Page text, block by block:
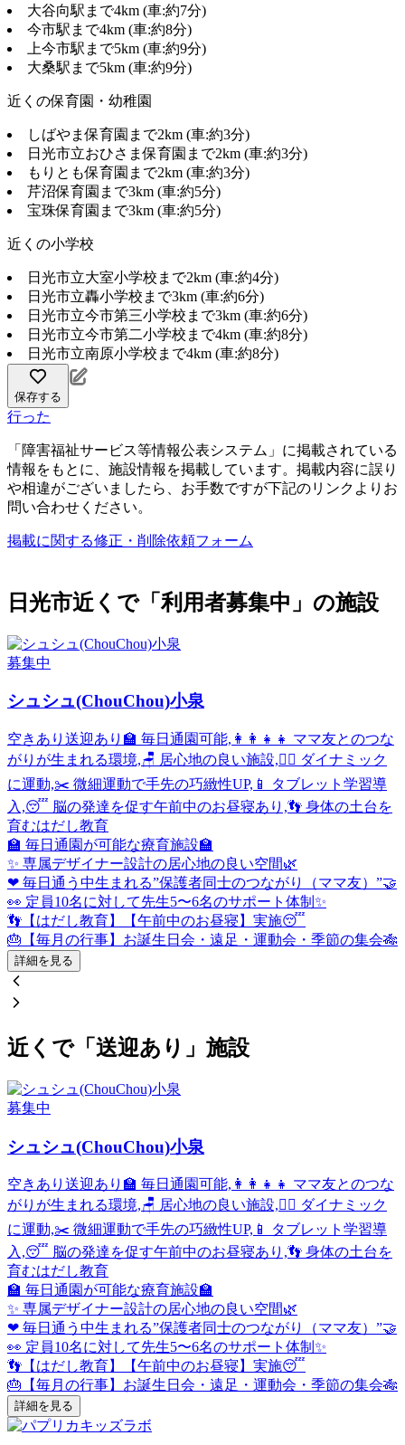
大谷向駅まで4km (車:約7分)
今市駅まで4km (車:約8分)
上今市駅まで5km (車:約9分)
大桑駅まで5km (車:約9分)
近くの保育園・幼稚園
しばやま保育園まで2km (車:約3分)
日光市立おひさま保育園まで2km (車:約3分)
もりとも保育園まで2km (車:約3分)
芹沼保育園まで3km (車:約5分)
宝珠保育園まで3km (車:約5分)
近くの小学校
日光市立大室小学校まで2km (車:約4分)
日光市立轟小学校まで3km (車:約6分)
日光市立今市第三小学校まで3km (車:約6分)
日光市立今市第二小学校まで4km (車:約8分)
日光市立南原小学校まで4km (車:約8分)
保存する
行った
「障害福祉サービス等情報公表システム」に掲載されている
情報をもとに、施設情報を掲載しています。掲載内容に誤り
や相違がございましたら、お手数ですが下記のリンクよりお
問い合わせください。
掲載に関する修正・削除依頼フォーム
日光市近くで「利用者募集中」の施設
募集中
シュシュ(ChouChou)小泉
空きあり 送迎あり 🏫 毎日通園可能,👩‍👩‍👧‍👧 ママ友とのつな
がりが生まれる環境,🪑 居心地の良い施設,🤸‍♂️ ダイナミック
に運動,✂️ 微細運動で手先の巧緻性UP,📱 タブレット学習導
入,😴 脳の発達を促す午前中のお昼寝あり,👣 身体の土台を
育むはだし教育
🏫 毎日通園が可能な療育施設🏫
✨ 専属デザイナー設計の居心地の良い空間🌿
❤ 毎日通う中生まれる”保護者同士のつながり（ママ友）”🤝
👀 定員10名に対して先生5〜6名のサポート体制✨
👣【はだし教育】【午前中のお昼寝】実施😴
🎂【毎月の行事】お誕生日会・遠足・運動会・季節の集会🎋
詳細を見る
近くで「送迎あり」施設
募集中
シュシュ(ChouChou)小泉
空きあり 送迎あり 🏫 毎日通園可能,👩‍👩‍👧‍👧 ママ友とのつな
がりが生まれる環境,🪑 居心地の良い施設,🤸‍♂️ ダイナミック
に運動,✂️ 微細運動で手先の巧緻性UP,📱 タブレット学習導
入,😴 脳の発達を促す午前中のお昼寝あり,👣 身体の土台を
育むはだし教育
🏫 毎日通園が可能な療育施設🏫
✨ 専属デザイナー設計の居心地の良い空間🌿
❤ 毎日通う中生まれる”保護者同士のつながり（ママ友）”🤝
👀 定員10名に対して先生5〜6名のサポート体制✨
👣【はだし教育】【午前中のお昼寝】実施😴
🎂【毎月の行事】お誕生日会・遠足・運動会・季節の集会🎋
詳細を見る